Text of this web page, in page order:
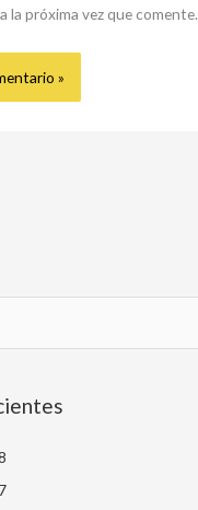
la próxima vez que comente.